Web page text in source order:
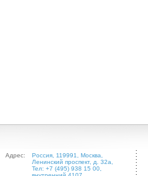
Адрес:
Россия, 119991, Москва,
Ленинский проспект, д. 32а,
Тел: +7 (495) 938 15 00,